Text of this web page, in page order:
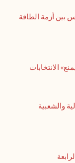
بين أزمة الطاقة
الانتخابات
والشعبية